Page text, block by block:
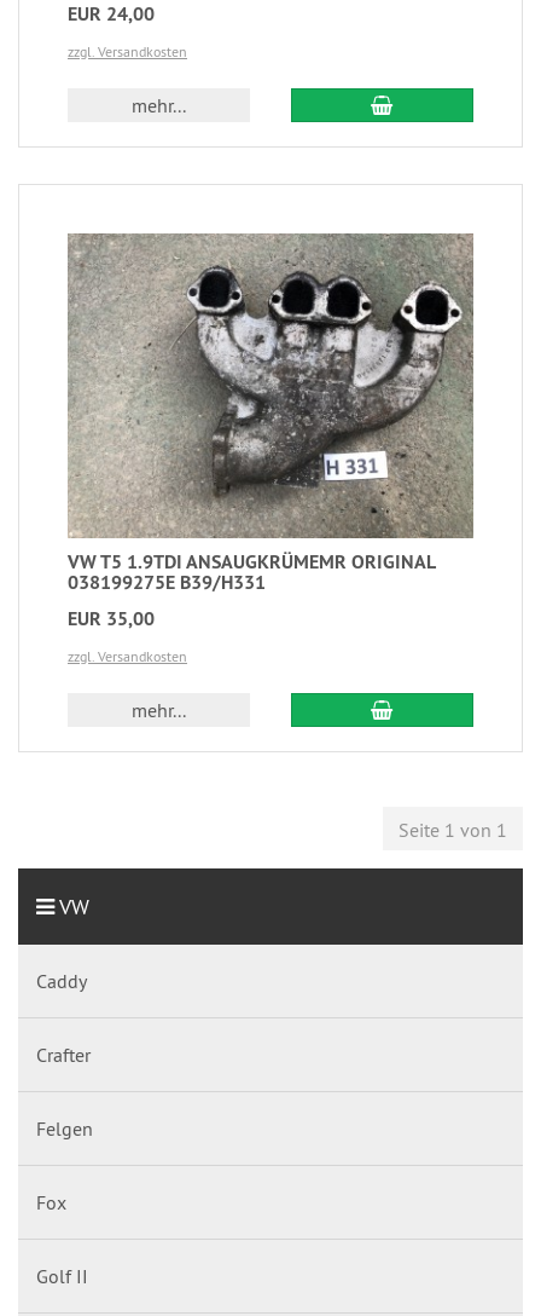
EUR 24,00
zzgl. Versandkosten
mehr...
VW T5 1.9TDI ANSAUGKRÜMEMR ORIGINAL
038199275E B39/H331
EUR 35,00
zzgl. Versandkosten
mehr...
Seite 1 von 1
VW
Caddy
Crafter
Felgen
Fox
Golf II